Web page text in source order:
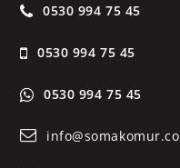
0530 994 75 45
0530 994 75 45
0530 994 75 45